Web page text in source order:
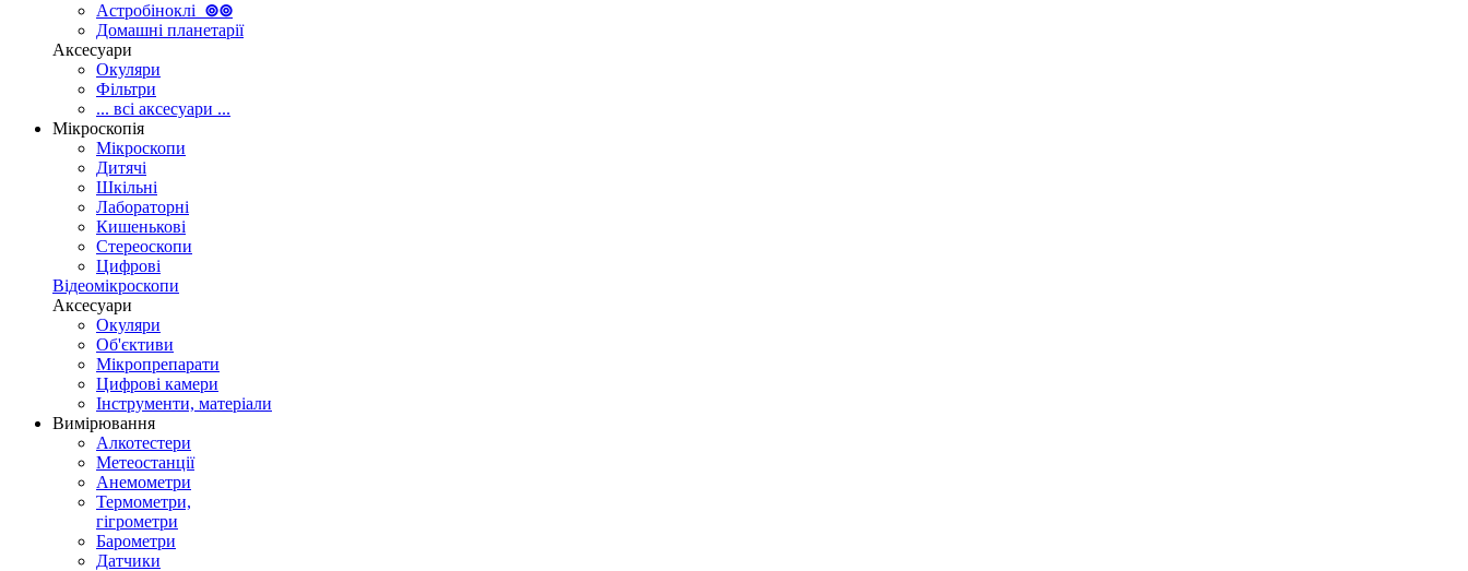
Астробіноклі ⊚⊚
Домашні планетарії
Аксесуари
Окуляри
Фільтри
... всі аксесуари ...
Мікроскопія
Мікроскопи
Дитячі
Шкільні
Лабораторні
Кишенькові
Стереоскопи
Цифрові
Відеомікроскопи
Аксесуари
Окуляри
Об'єктиви
Мікропрепарати
Цифрові камери
Інструменти, матеріали
Вимірювання
Алкотестери
Метеостанції
Анемометри
Термометри,
гігрометри
Барометри
Датчики